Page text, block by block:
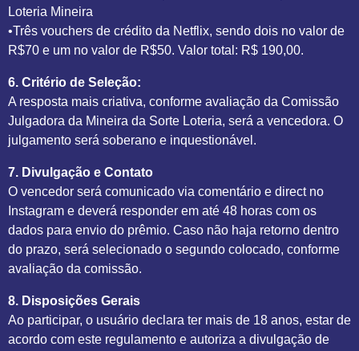
Loteria Mineira
•Três vouchers de crédito da Netflix, sendo dois no valor de
R$70 e um no valor de R$50. Valor total: R$ 190,00.
6. Critério de Seleção:
A resposta mais criativa, conforme avaliação da Comissão
Julgadora da Mineira da Sorte Loteria, será a vencedora. O
julgamento será soberano e inquestionável.
7. Divulgação e Contato
O vencedor será comunicado via comentário e direct no
Instagram e deverá responder em até 48 horas com os
dados para envio do prêmio. Caso não haja retorno dentro
do prazo, será selecionado o segundo colocado, conforme
avaliação da comissão.
8. Disposições Gerais
Ao participar, o usuário declara ter mais de 18 anos, estar de
acordo com este regulamento e autoriza a divulgação de